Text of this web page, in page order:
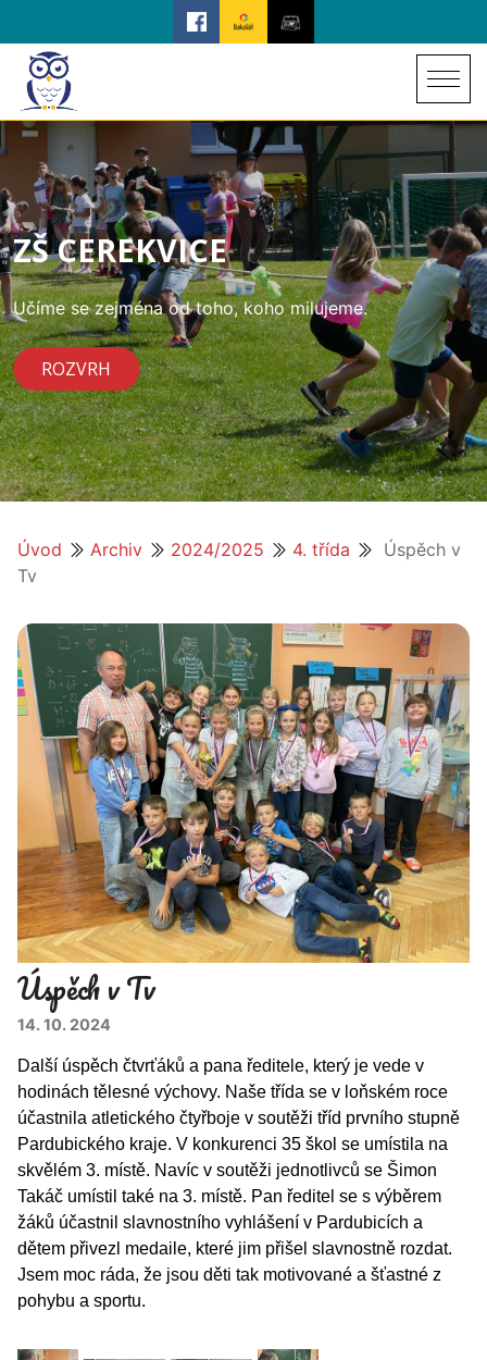
ZŠ CEREKVICE
Učíme se zejména od toho, koho milujeme.
ROZVRH
Úvod Archiv 2024/2025 4. třída
Úspěch v
Tv
Úspěch v Tv
14. 10. 2024
Další úspěch čtvrťáků a pana ředitele, který je vede v
hodinách tělesné výchovy. Naše třída se v loňském roce
účastnila atletického čtyřboje v soutěži tříd prvního stupně
Pardubického kraje. V konkurenci 35 škol se umístila na
skvělém 3. místě. Navíc v soutěži jednotlivců se Šimon
Takáč umístil také na 3. místě. Pan ředitel se s výběrem
žáků účastnil slavnostního vyhlášení v Pardubicích a
dětem přivezl medaile, které jim přišel slavnostně rozdat.
Jsem moc ráda, že jsou děti tak motivované a šťastné z
pohybu a sportu.